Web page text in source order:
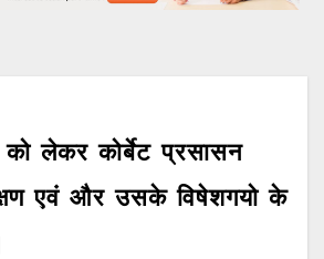
को लेकर कोर्बेट प्रसासन
एवं और उसके विषेशगयो के